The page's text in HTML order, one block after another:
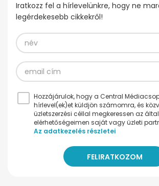
Iratkozz fel a hírlevelünkre, hogy ne
legérdekesebb cikkekről!
Hozzájárulok, hogy a Central
hírlevel(ek)et küldjön számomra, és
üzletszerzési céllal megkeressen az
elérhetőségeimen saját vagy üzleti
Az adatkezelés részletei